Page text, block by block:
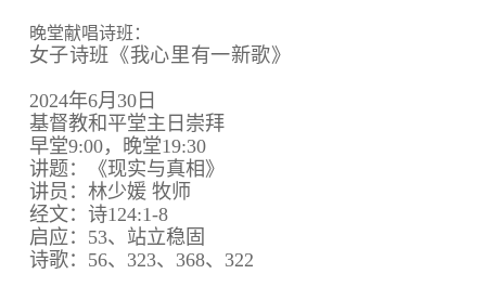
晚堂献唱诗班：
女子诗班《我心里有一新歌》
2024年6月30日
基督教和平堂主日崇拜
早堂9:00，晚堂19:30
讲题：《现实与真相》
讲员：林少媛 牧师
经文：诗124:1-8
启应：53、站立稳固
诗歌：56、323、368、322